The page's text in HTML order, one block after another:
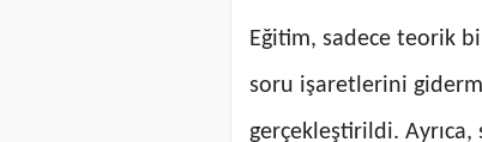
Eğitim, sadece teorik
soru işaretlerini
gerçekleştirildi. Ayrıca,